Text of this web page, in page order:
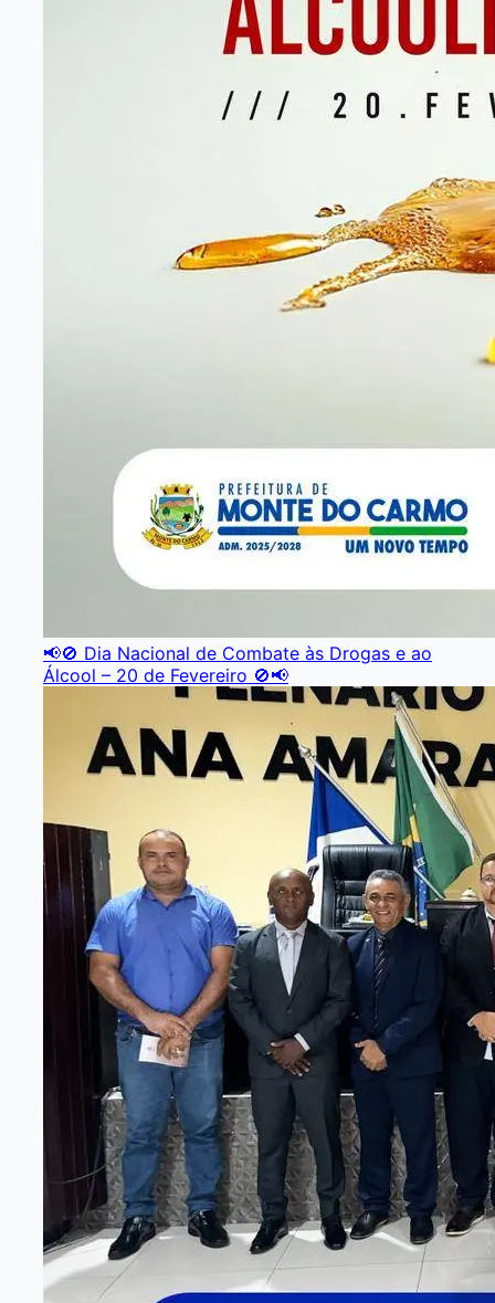
📢🚫 Dia Nacional de Combate às Drogas e ao
Álcool – 20 de Fevereiro 🚫📢